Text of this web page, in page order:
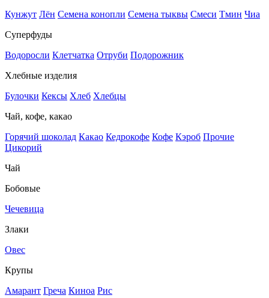
Кунжут Лён Семена конопли Семена тыквы Смеси Тмин Чиа
Суперфуды
Водоросли Клетчатка Отруби Подорожник
Хлебные изделия
Булочки Кексы Хлеб Хлебцы
Чай, кофе, какао
Горячий шоколад Какао Кедрокофе Кофе Кэроб Прочие
Цикорий
Чай
Бобовые
Чечевица
Злаки
Овес
Крупы
Амарант Греча Киноа Рис